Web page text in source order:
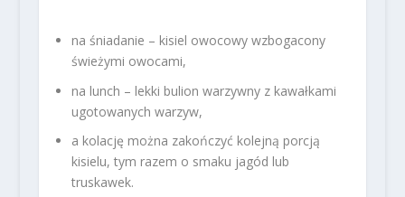
na śniadanie – kisiel owocowy wzbogacony
świeżymi owocami,
na lunch – lekki bulion warzywny z kawałkami
ugotowanych warzyw,
a kolację można zakończyć kolejną porcją
kisielu, tym razem o smaku jagód lub
truskawek.